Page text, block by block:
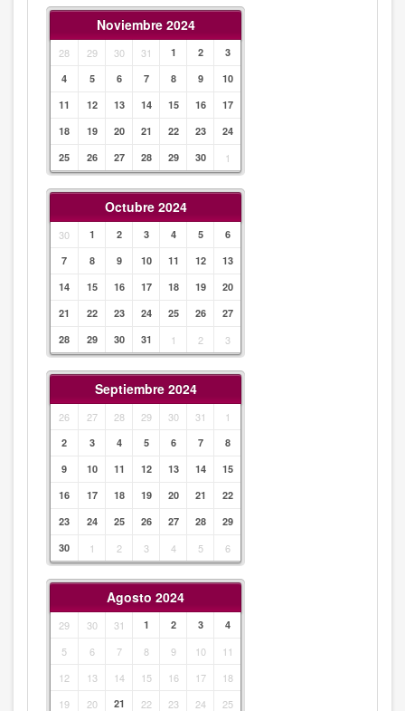
Noviembre 2024
28 29 30 31 1 2
3
4
5 6 7 8 9
10
11
12 13 14 15 16
17
18
19 20 21 22 23
24
25
26 27 28 29 30 1
Octubre 2024
30 1 2 3 4 5
6
7
8 9 10 11 12
13
14
15 16 17 18 19
20
21
22 23 24 25 26
27
28
29 30 31 1 2 3
Septiembre 2024
26 27 28 29 30 31 1
2 3 4 5 6 7
8
9
10 11 12 13 14
15
16
17 18 19 20 21
22
23
24 25 26 27 28
29
30
1 2 3 4 5 6
Agosto 2024
29 30 31 1 2 3 4
5 6 7 8 9 10
11
12
13 14 15 16 17
18
19
20 21 22 23 24
25